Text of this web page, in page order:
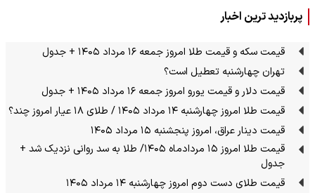
پربازدید ترین اخبار
قیمت سکه و قیمت طلا امروز جمعه ۱۶ مرداد ۱۴۰۵ + جدول
تهران چهارشنبه تعطیل است؟
قیمت دلار و قیمت یورو امروز جمعه ۱۶ مرداد ۱۴۰۵ + جدول
قیمت طلا امروز چهارشنبه ۱۴ مرداد ۱۴۰۵ / طلای ۱۸ عیار امروز چند؟
قیمت دینار عراق، امروز پنجشنبه ۱۵ مرداد ۱۴۰۵
قیمت طلا امروز ۱۵ مردادماه ۱۴۰۵/ طلا به سد روانی نزدیک شد +
جدول
قیمت طلای دست دوم امروز چهارشنبه ۱۴ مرداد ۱۴۰۵